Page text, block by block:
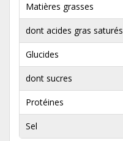
Matières grasses
dont acides gras saturés
Glucides
dont sucres
Protéines
Sel